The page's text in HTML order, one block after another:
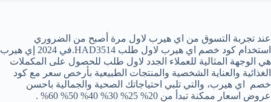
عند تجربة التسوق من اي هيرب لاول مرة أصبح من الضروري
استخدام كود خصم اي هيرب لاول طلب HAD3514.في 2024 إي هيرب
هي الوجهة المثالية للعملاء الجدد لاول طلب للحصول على المكملات
الغذائية والعناية الشخصية والمنتجات الطبيعية بأرخص سعر مع كود
خصم اي هيرب، والتي تلبي احتياجاتك الصحية والجمالية باحسن
عروض اسعار ممكنة تبدأ من 20% 25% 30% 40% 50% 60% .